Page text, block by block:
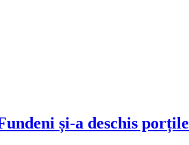
și-a deschis porțile